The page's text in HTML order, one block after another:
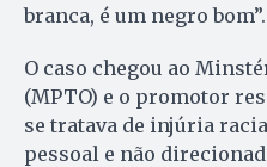
branca, é um negro bom”.
O caso chegou ao
(MPTO) e o promotor
se tratava de injúria
pessoal e não